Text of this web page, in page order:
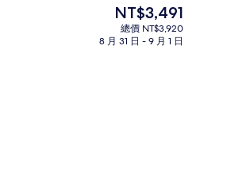
室外游泳池，開放時間為 09:00 至
目
前
的
NT$3,491
總價 NT$3,920
8 月 31 日 - 9 月 1 日